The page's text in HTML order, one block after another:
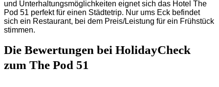
und Unterhaltungsmöglichkeiten eignet sich das Hotel The
Pod 51 perfekt für einen Städtetrip. Nur ums Eck befindet
sich ein Restaurant, bei dem Preis/Leistung für ein Frühstück
stimmen.
Die Bewertungen bei HolidayCheck
zum The Pod 51